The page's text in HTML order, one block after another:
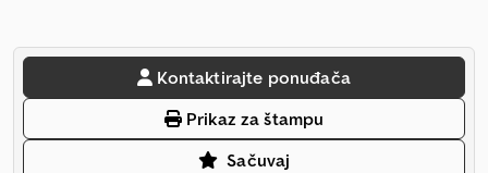
Kontaktirajte ponuđača
Prikaz za štampu
Sačuvaj